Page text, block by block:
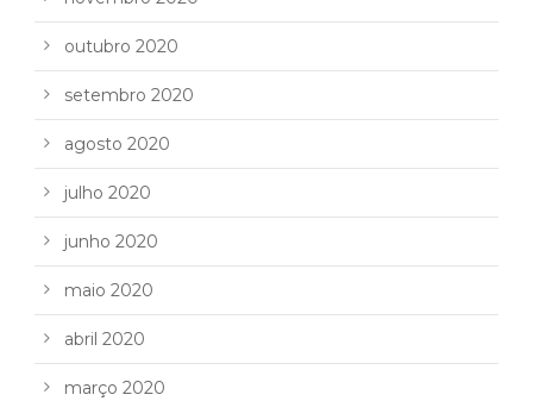
outubro 2020
setembro 2020
agosto 2020
julho 2020
junho 2020
maio 2020
abril 2020
março 2020